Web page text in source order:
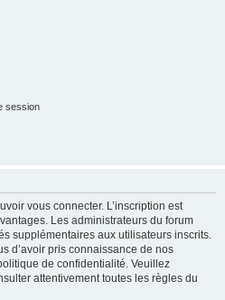
session
vous connecter. L’inscription est
Les administrateurs du forum
supplémentaires aux utilisateurs inscrits.
d’avoir pris connaissance de nos
de confidentialité. Veuillez
attentivement toutes les règles du